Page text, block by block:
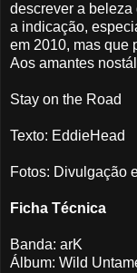
descrever a
a indicação,
em 2010, mas que
Aos amantes
Stay on the Road
Texto: EddieHead
Fotos: Divulgação
Ficha Técnica
Banda: arK
Álbum: Wild